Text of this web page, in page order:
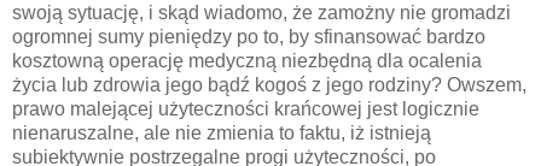
swoją sytuację, i skąd wiadomo, że zamożny nie gromadzi
ogromnej sumy pieniędzy po to, by sfinansować bardzo
kosztowną operację medyczną niezbędną dla ocalenia
życia lub zdrowia jego bądź kogoś z jego rodziny? Owszem,
prawo malejącej użyteczności krańcowej jest logicznie
nienaruszalne, ale nie zmienia to faktu, iż istnieją
subiektywnie postrzegalne progi użyteczności, po